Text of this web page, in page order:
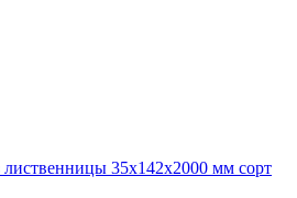
лиственницы 35х142х2000 мм сорт